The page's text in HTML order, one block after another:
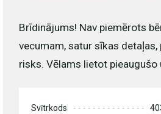
Brīdinājums! Nav piemērots
vecumam, satur sīkas detaļas,
risks. Vēlams lietot pieaugušo
Svītrkods